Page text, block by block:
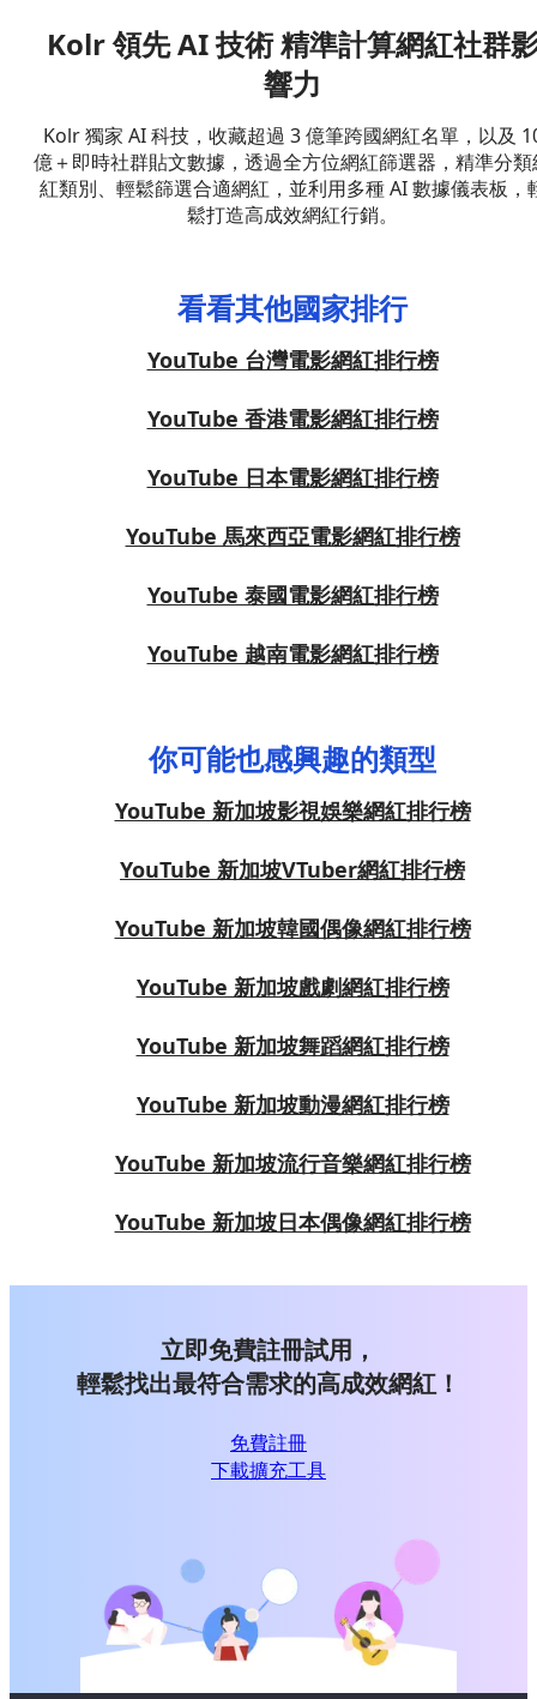
Kolr 領先 AI 技術 精準計算網紅社群
響力
Kolr 獨家 AI 科技，收藏超過 3 億筆跨國網紅名單，以及
億＋即時社群貼文數據，透過全方位網紅篩選器，精準分類
紅類別、輕鬆篩選合適網紅，並利用多種 AI 數據儀表板，
鬆打造高成效網紅行銷。
看看其他國家排行
YouTube 台灣電影網紅排行榜
YouTube 香港電影網紅排行榜
YouTube 日本電影網紅排行榜
YouTube 馬來西亞電影網紅排行榜
YouTube 泰國電影網紅排行榜
YouTube 越南電影網紅排行榜
你可能也感興趣的類型
YouTube 新加坡影視娛樂網紅排行榜
YouTube 新加坡VTuber網紅排行榜
YouTube 新加坡韓國偶像網紅排行榜
YouTube 新加坡戲劇網紅排行榜
YouTube 新加坡舞蹈網紅排行榜
YouTube 新加坡動漫網紅排行榜
YouTube 新加坡流行音樂網紅排行榜
YouTube 新加坡日本偶像網紅排行榜
立即免費註冊試用，
輕鬆找出最符合需求的高成效網紅！
免費註冊
下載擴充工具